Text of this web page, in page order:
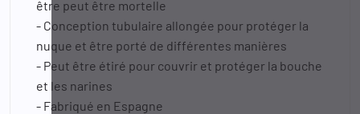
être peut être mortelle
- Conception tubulaire allongée pour protéger la
nuque et être porté de différentes manières
- Peut être étiré pour couvrir et protéger la bouche
et les narines
- Fabriqué en Espagne